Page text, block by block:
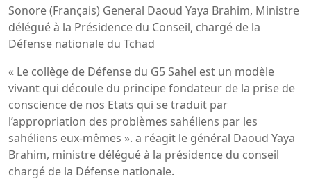
Sonore (Français) General Daoud Yaya Brahim, Ministre
délégué à la Présidence du Conseil, chargé de la
Défense nationale du Tchad
« Le collège de Défense du G5 Sahel est un modèle
vivant qui découle du principe fondateur de la prise de
conscience de nos Etats qui se traduit par
l’appropriation des problèmes sahéliens par les
sahéliens eux-mêmes ». a réagit le général Daoud Yaya
Brahim, ministre délégué à la présidence du conseil
chargé de la Défense nationale.